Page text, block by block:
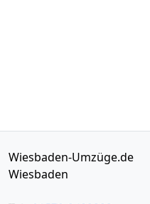
Wiesbaden-Umzüge.de
Wiesbaden